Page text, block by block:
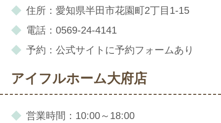
住所：愛知県半田市花園町2丁目1-15
電話：0569-24-4141
予約：公式サイトに予約フォームあり
アイフルホーム大府店
営業時間：10:00～18:00